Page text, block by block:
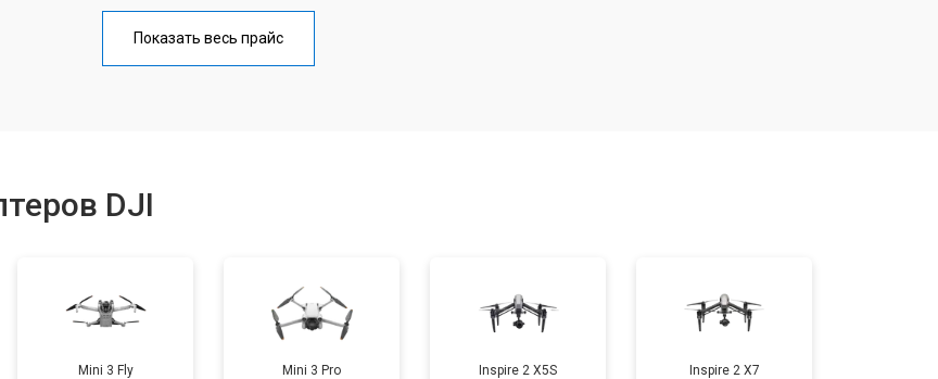
от 60 мин
от 60 мин от 1600 ₽ Заказать
Показать весь прайс
DJI
Mini 3 Fly Mini 3 Pro Inspire 2 X5S Inspire 2 X7